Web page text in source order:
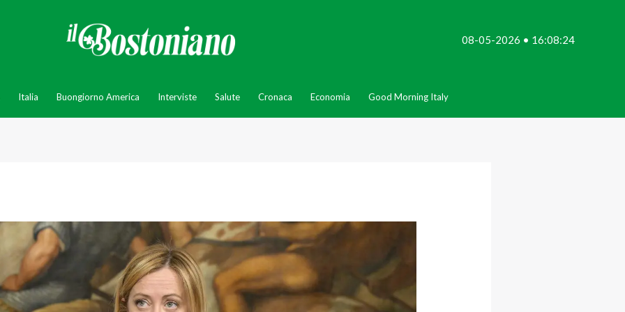
08-05-2026 • 16:08:24
Italia Buongiorno America Interviste Salute Cronaca Economia Good Morning Italy